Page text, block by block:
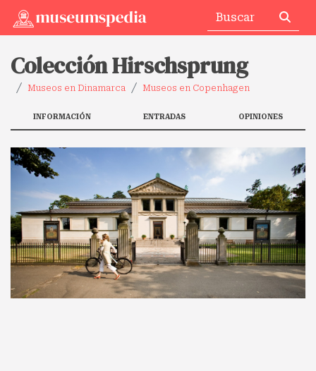
Colección Hirschsprung
Museos en Dinamarca Museos en Copenhagen
INFORMACIÓN ENTRADAS OPINIONES